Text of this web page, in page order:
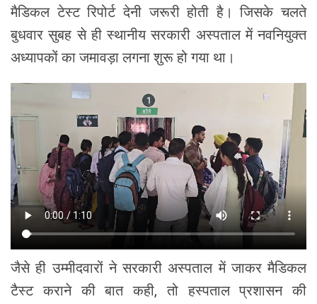
मैडिकल टेस्ट रिपोर्ट देनी जरूरी होती है। जिसके चलते
बुधवार सुबह से ही स्थानीय सरकारी अस्पताल में नवनियुक्त
अध्यापकों का जमावड़ा लगना शुरू हो गया था।
जैसे ही उम्मीदवारों ने सरकारी अस्पताल में जाकर मैडिकल
टैस्ट कराने की बात कही, तो हस्पताल प्रशासन की